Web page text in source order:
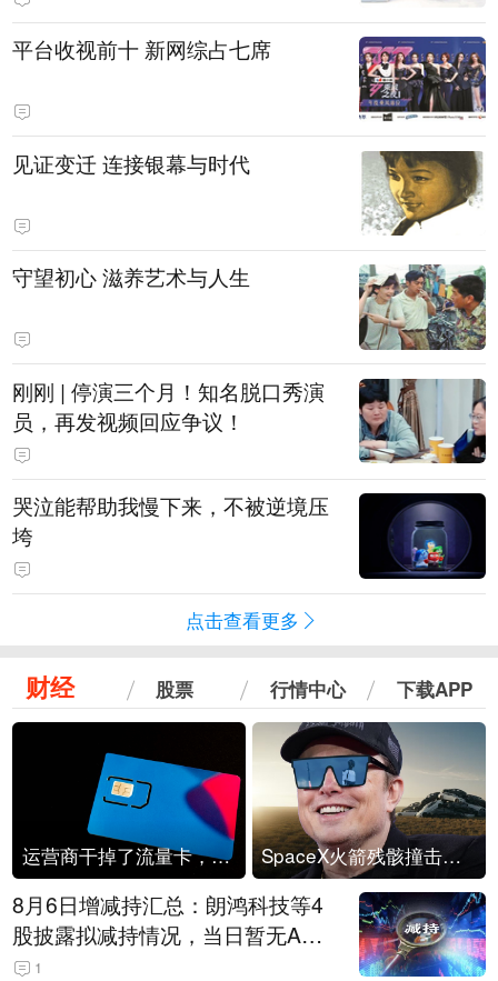
平台收视前十 新网综占七席
见证变迁 连接银幕与时代
守望初心 滋养艺术与人生
刚刚 | 停演三个月！知名脱口秀演
员，再发视频回应争议！
哭泣能帮助我慢下来，不被逆境压
垮
点击查看更多
财经 股票 行情中心 下载APP
运营商干掉了流量卡，他们真的玩不起了 SpaceX火箭残骸撞击月球
8月6日增减持汇总：朗鸿科技等4
股披露拟减持情况，当日暂无A股
公司披露拟增持情况（表）
1